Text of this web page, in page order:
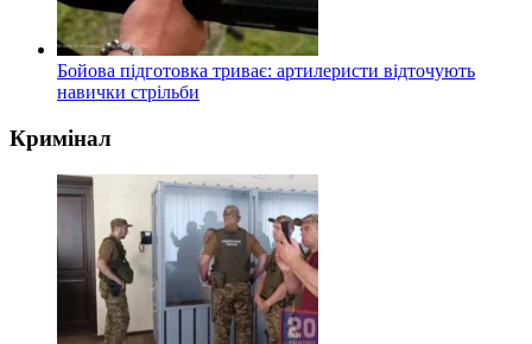
Бойова підготовка триває: артилеристи відточують
навички стрільби
Кримінал